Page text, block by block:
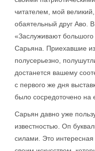
читателем, мой
обаятельный друг Аво.
«Заслуживают
Сарьяна. Приехавшие
полусерьезно,
достанется вашему
с первого же дня
было сосредоточено на
Сарьян давно уже
известностью. Оп
силами. Это